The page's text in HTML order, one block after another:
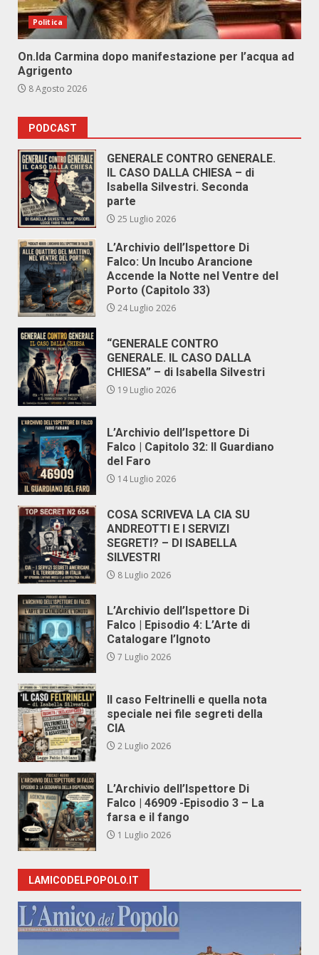
Politica
On.Ida Carmina dopo manifestazione per l’acqua ad
Agrigento
8 Agosto 2026
PODCAST
GENERALE CONTRO GENERALE.
IL CASO DALLA CHIESA – di
Isabella Silvestri. Seconda
parte
25 Luglio 2026
L’Archivio dell’Ispettore Di
Falco: Un Incubo Arancione
Accende la Notte nel Ventre del
Porto (Capitolo 33)
24 Luglio 2026
“GENERALE CONTRO
GENERALE. IL CASO DALLA
CHIESA” – di Isabella Silvestri
19 Luglio 2026
L’Archivio dell’Ispettore Di
Falco | Capitolo 32: Il Guardiano
del Faro
14 Luglio 2026
COSA SCRIVEVA LA CIA SU
ANDREOTTI E I SERVIZI
SEGRETI? – DI ISABELLA
SILVESTRI
8 Luglio 2026
L’Archivio dell’Ispettore Di
Falco | Episodio 4: L’Arte di
Catalogare l’Ignoto
7 Luglio 2026
Il caso Feltrinelli e quella nota
speciale nei file segreti della
CIA
2 Luglio 2026
L’Archivio dell’Ispettore Di
Falco | 46909 -Episodio 3 – La
farsa e il fango
1 Luglio 2026
LAMICODELPOPOLO.IT